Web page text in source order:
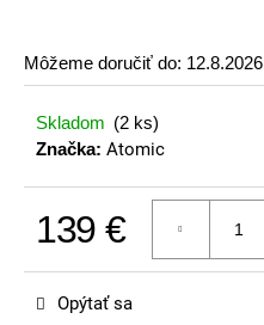
Môžeme doručiť do: 12.8.2026
Skladom (2 ks)
Značka: Atomic
139 €
Jednotková cena:
Opýtať sa
o
r
ú
č
e
ATOMIC
REDSTER
J2(SPORT